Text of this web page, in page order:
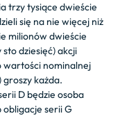
trzy tysiące dwieście
się na nie więcej niż
milionów dwieście
dziesięć) akcji
wartości nominalnej
groszy każda.
D będzie osoba
obligacje serii G